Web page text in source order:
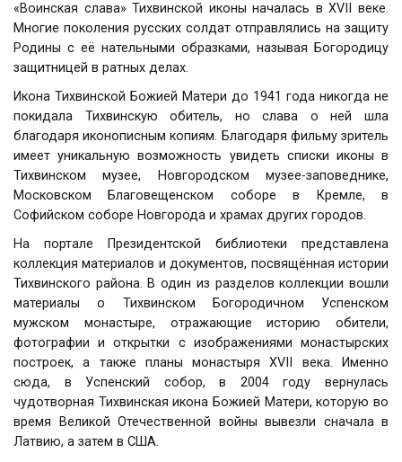
«Воинская слава» Тихвинской иконы началась в XVII веке.
Многие поколения русских солдат отправлялись на защиту
Родины с её нательными образками, называя Богородицу
защитницей в ратных делах.
Икона Тихвинской Божией Матери до 1941 года никогда не
покидала Тихвинскую обитель, но слава о ней шла
благодаря иконописным копиям. Благодаря фильму зритель
имеет уникальную возможность увидеть списки иконы в
Тихвинском музее, Новгородском музее-заповеднике,
Московском Благовещенском соборе в Кремле, в
Софийском соборе Новгорода и храмах других городов.
На портале Президентской библиотеки представлена
коллекция материалов и документов, посвящённая истории
Тихвинского района. В один из разделов коллекции вошли
материалы о Тихвинском Богородичном Успенском
мужском монастыре, отражающие историю обители,
фотографии и открытки с изображениями монастырских
построек, а также планы монастыря XVII века. Именно
сюда, в Успенский собор, в 2004 году вернулась
чудотворная Тихвинская икона Божией Матери, которую во
время Великой Отечественной войны вывезли сначала в
Латвию, а затем в США.